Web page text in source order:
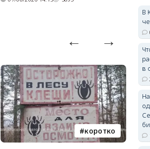
коротко
В
в